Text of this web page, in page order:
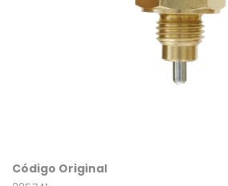
Código Original